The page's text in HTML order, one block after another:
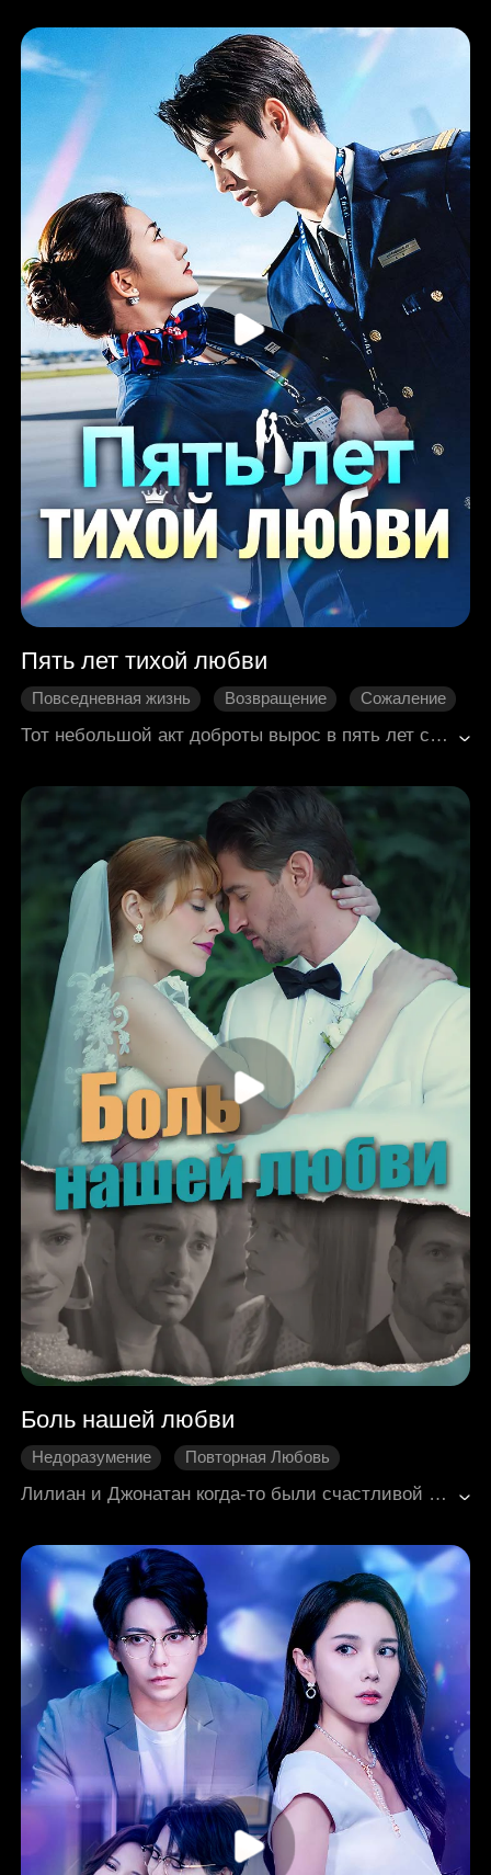
Пять лет тихой любви
Повседневная жизнь Возвращение
Сожаление
Современная романтика
*Развитие персонажа
Тот небольшой акт доброты вырос в пять лет скрытой и глубокой любви для Евы. Она добровольно стала тайной пассией Рубена, но его сердце Всё началось с маленького доброго жеста, который перерос в пять лет безответной любви. Ева добровольно стала тайной возлюбленной Рубена, но его сердце всегда принадлежало Джоди. Увидев, как он делает ей публичное предложение, Ева была убита горем. Она решила уйти от него и выйти замуж далеко-далеко. Лишь когда её не стало, Рубен погрузился в глубокое сожаление.
Боль нашей любви
Недоразумение
Повторная Любовь
Современная романтика
Лилиан и Джонатан когда-то были счастливой парой и верили, что их любовь продлится вечно. Но внезапная болезнь разрушила мечты Лилиан о счастливой жизни. Чтобы не стать для Джонатана обузой, она с разбитым сердцем инсценировала измену. Она даже не подозревала, что Джонатан — наследник влиятельного клана, и со временем возненавидит её всем сердцем. Год спустя Джонатан возвращается уже генеральным директором, а рядом с ним его новая невеста Эшли. Он снова и снова причиняет Лилиан боль. Пока Джонатан борется со своими чувствами, он узнаёт, что Лилиан была смертельно больна в момент их разрыва. Сможет ли их любовь возродиться и вернутся ли они друг к другу?